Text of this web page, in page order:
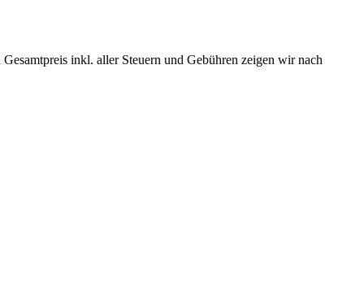
inkl. aller Steuern und Gebühren zeigen wir nach